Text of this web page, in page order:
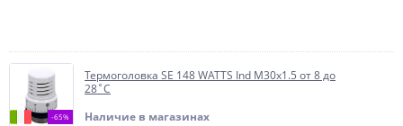
-65%
Термоголовка SE 148 WATTS Ind М30х1.5 от 8 до
28˚C
Наличие в магазинах